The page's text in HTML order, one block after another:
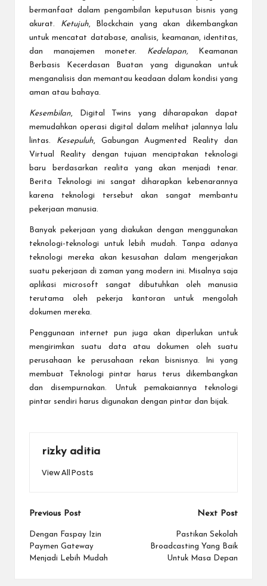
bermanfaat dalam pengambilan keputusan bisnis yang
akurat.
Ketujuh, Blockchain yang akan dikembangkan
untuk mencatat database, analisis, keamanan, identitas,
dan manajemen moneter.
Kedelapan,Keamanan
Berbasis Kecerdasan Buatan yang digunakan untuk
menganalisis dan memantau keadaan dalam kondisi yang
aman atau bahaya.
Kesembilan, Digital Twins yang diharapakan dapat
memudahkan operasi digital dalam melihat jalannya lalu
lintas. Kesepuluh, Gabungan Augmented Reality dan
Virtual Reality dengan tujuan menciptakan teknologi
baru berdasarkan realita yang akan menjadi tenar.
Berita Teknologi ini sangat diharapkan kebenarannya
karena teknologi tersebut akan sangat membantu
pekerjaan manusia.
Banyak pekerjaan yang diakukan dengan menggunakan
teknologi-teknologi untuk lebih mudah. Tanpa adanya
teknologi mereka akan kesusahan dalam mengerjakan
suatu pekerjaan di zaman yang modern ini. Misalnya saja
aplikasi microsoft sangat dibutuhkan oleh manusia
terutama oleh pekerja kantoran untuk mengolah
dokumen mereka.
Penggunaan internet pun juga akan diperlukan untuk
mengirimkan suatu data atau dokumen oleh suatu
perusahaan ke perusahaan rekan bisnisnya. Ini yang
membuat
Teknologi pintar harus terus dikembangkan
dan disempurnakan. Untuk pemakaiannya teknologi
pintar sendiri harus digunakan dengan pintar dan bijak.
rizky aditia
View All Posts
Post
navigation
Previous Post
Dengan Faspay Izin
Paymen Gateway
Menjadi Lebih Mudah
Next Post
Pastikan Sekolah
Broadcasting Yang Baik
Untuk Masa Depan